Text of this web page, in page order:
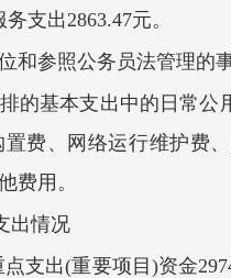
支出2863.47元。
和参照公务员法管理的
的基本支出中的日常
费、网络运行维护费
费用。
出情况
支出(重要项目)资金